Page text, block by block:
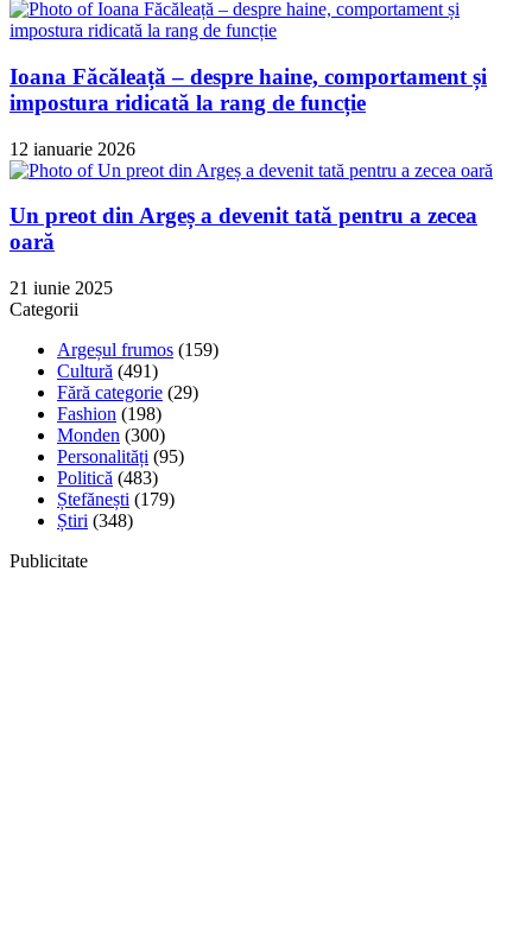
Ioana Făcăleață – despre haine, comportament și
impostura ridicată la rang de funcție
12 ianuarie 2026
Un preot din Argeș a devenit tată pentru a zecea
oară
21 iunie 2025
Categorii
Argeșul frumos (159)
Cultură (491)
Fără categorie (29)
Fashion (198)
Monden (300)
Personalități (95)
Politică (483)
Ștefănești (179)
Știri (348)
Publicitate